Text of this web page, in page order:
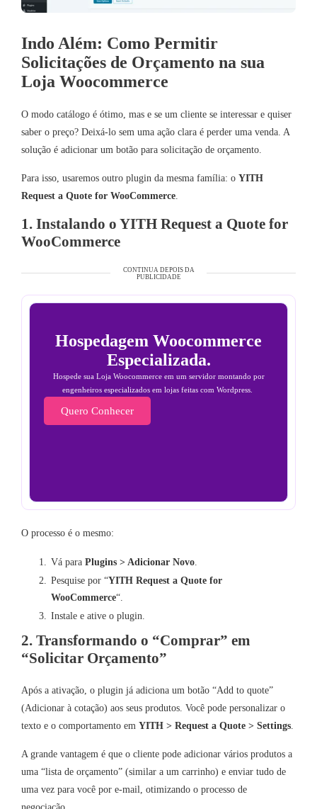
Indo Além: Como Permitir
Solicitações de Orçamento na sua
Loja Woocommerce
O modo catálogo é ótimo, mas e se um cliente se interessar e quiser
saber o preço? Deixá-lo sem uma ação clara é perder uma venda. A
solução é adicionar um botão para solicitação de orçamento.
Para isso, usaremos outro plugin da mesma família: o YITH
Request a Quote for WooCommerce
1. Instalando o YITH Request a Quote for
WooCommerce
CONTINUA DEPOIS DA
PUBLICIDADE
Hospedagem Woocommerce
Especializada.
Hospede sua Loja Woocommerce em um servidor montando por
engenheiros especializados em lojas feitas com Wordpress.
Quero Conhecer
O processo é o mesmo:
Vá para Plugins > Adicionar Novo
Pesquise por “YITH Request a Quote for
WooCommerce“.
Instale e ative o plugin.
2. Transformando o “Comprar” em
“Solicitar Orçamento”
Após a ativação, o plugin já adiciona um botão “Add to quote”
(Adicionar à cotação) aos seus produtos. Você pode personalizar o
texto e o comportamento em YITH > Request a Quote > Settings
A grande vantagem é que o cliente pode adicionar vários produtos a
uma “lista de orçamento” (similar a um carrinho) e enviar tudo de
uma vez para você por e-mail, otimizando o processo de